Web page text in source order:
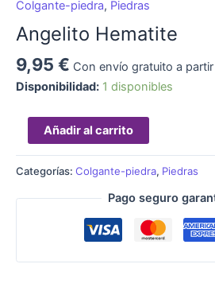
Colgante-piedra, Piedras
Angelito Hematite
9,95 € Con envío gratuito a
Disponibilidad: 1 disponibles
Añadir al carrito
Categorías: Colgante-piedra, Piedras
Pago seguro